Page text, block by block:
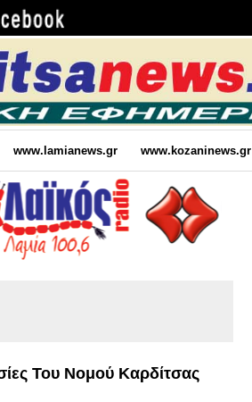
www.lamianews.gr www.kozaninews.gr
Του Νομού Καρδίτσας